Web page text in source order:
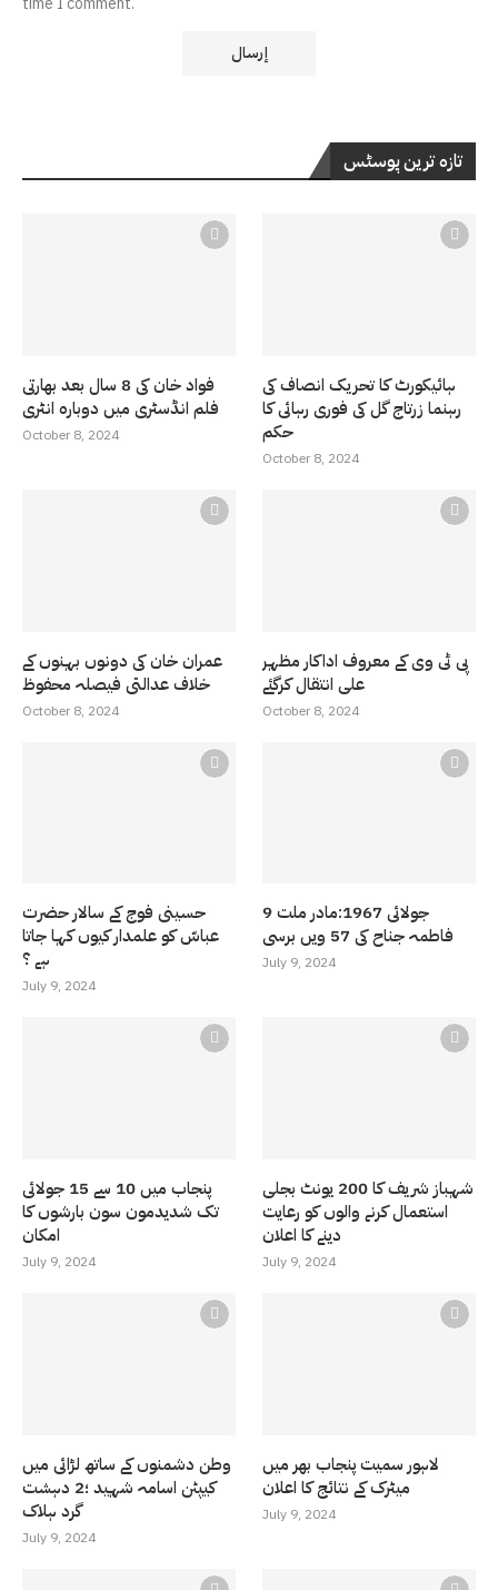
تازہ ترین پوسٹس
فواد خان کی 8 سال بعد بھارتی
فلم انڈسٹری میں دوبارہ انٹری
October 8, 2024
ہائیکورٹ کا تحریک انصاف کی
رہنما زرتاج گل کی فوری رہائی کا
حکم
October 8, 2024
عمران خان کی دونوں بہنوں کے
خلاف عدالتی فیصلہ محفوظ
October 8, 2024
پی ٹی وی کے معروف اداکار مظہر
علی انتقال کرگئے
October 8, 2024
حسینی فوج کے سالار حضرت
عباسّ کو علمدار کیوں کہا جاتا
ہے ؟
July 9, 2024
9 جولائی 1967:مادر ملت
فاطمہ جناح کی 57 ویں برسی
July 9, 2024
پنجاب میں 10 سے 15 جولائی
تک شدیدمون سون بارشوں کا
امکان
July 9, 2024
شہباز شریف کا 200 یونٹ بجلی
استعمال کرنے والوں کو رعایت
دینے کا اعلان
July 9, 2024
وطن دشمنوں کے ساتھ لڑائی میں
کیپٹن اسامہ شہید ؛2 دہشت
گرد ہلاک
July 9, 2024
لاہور سمیت پنجاب بھر میں
میٹرک کے نتائج کا اعلان
July 9, 2024